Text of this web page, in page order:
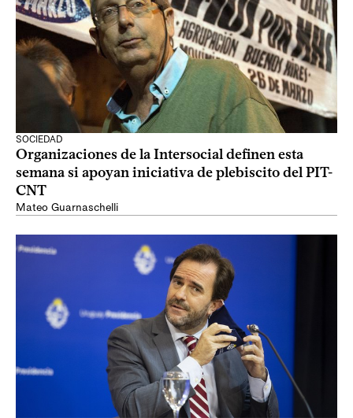
SOCIEDAD
Organizaciones de la Intersocial definen esta
semana si apoyan iniciativa de plebiscito del PIT-
CNT
Mateo Guarnaschelli